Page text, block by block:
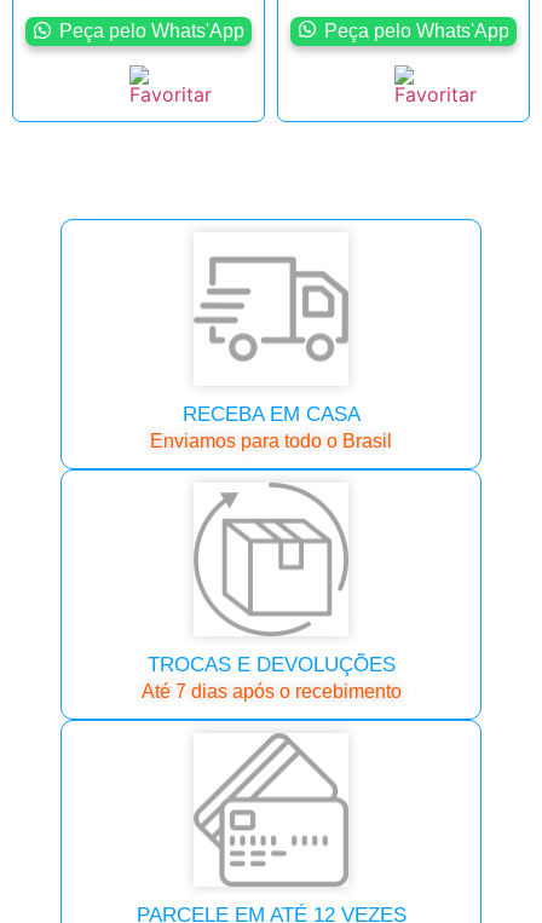
Peça pelo Whats'App Peça pelo Whats'App
RECEBA EM CASA
Enviamos para todo o Brasil
TROCAS E DEVOLUÇÕES
Até 7 dias após o recebimento
PARCELE EM ATÉ 12 VEZES